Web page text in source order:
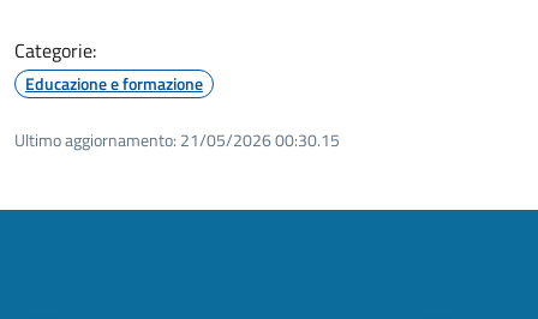
Categorie:
Educazione e formazione
Ultimo aggiornamento: 21/05/2026 00:30.15